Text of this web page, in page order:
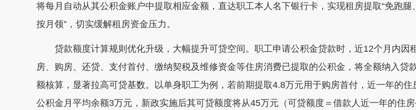
将每月自动从其公积金账户中提取相应金额，直达职工本人名下银行卡，实现租房提取“免跑腿、
按月领”，切实缓解租房资金压力。
贷款额度计算规则优化升级，大幅提升可贷空间。职工申请公积金贷款时，近12个月内因
房、购房、还贷、支付首付、缴纳契税及维修资金等住房消费已提取的公积金，将全额纳入贷
额核算，显著拉高可贷基数。以单身职工为例，若前期提取4.8万元用于购房首付，近一年的住
公积金月平均余额3万元，新政实施后其可贷额度将从45万元（可贷额度＝借款人近一年的住